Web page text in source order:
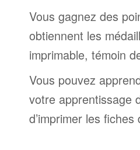
Vous gagnez des
obtiennent les
imprimable, témoin
Vous pouvez
votre apprentissage
d’imprimer les